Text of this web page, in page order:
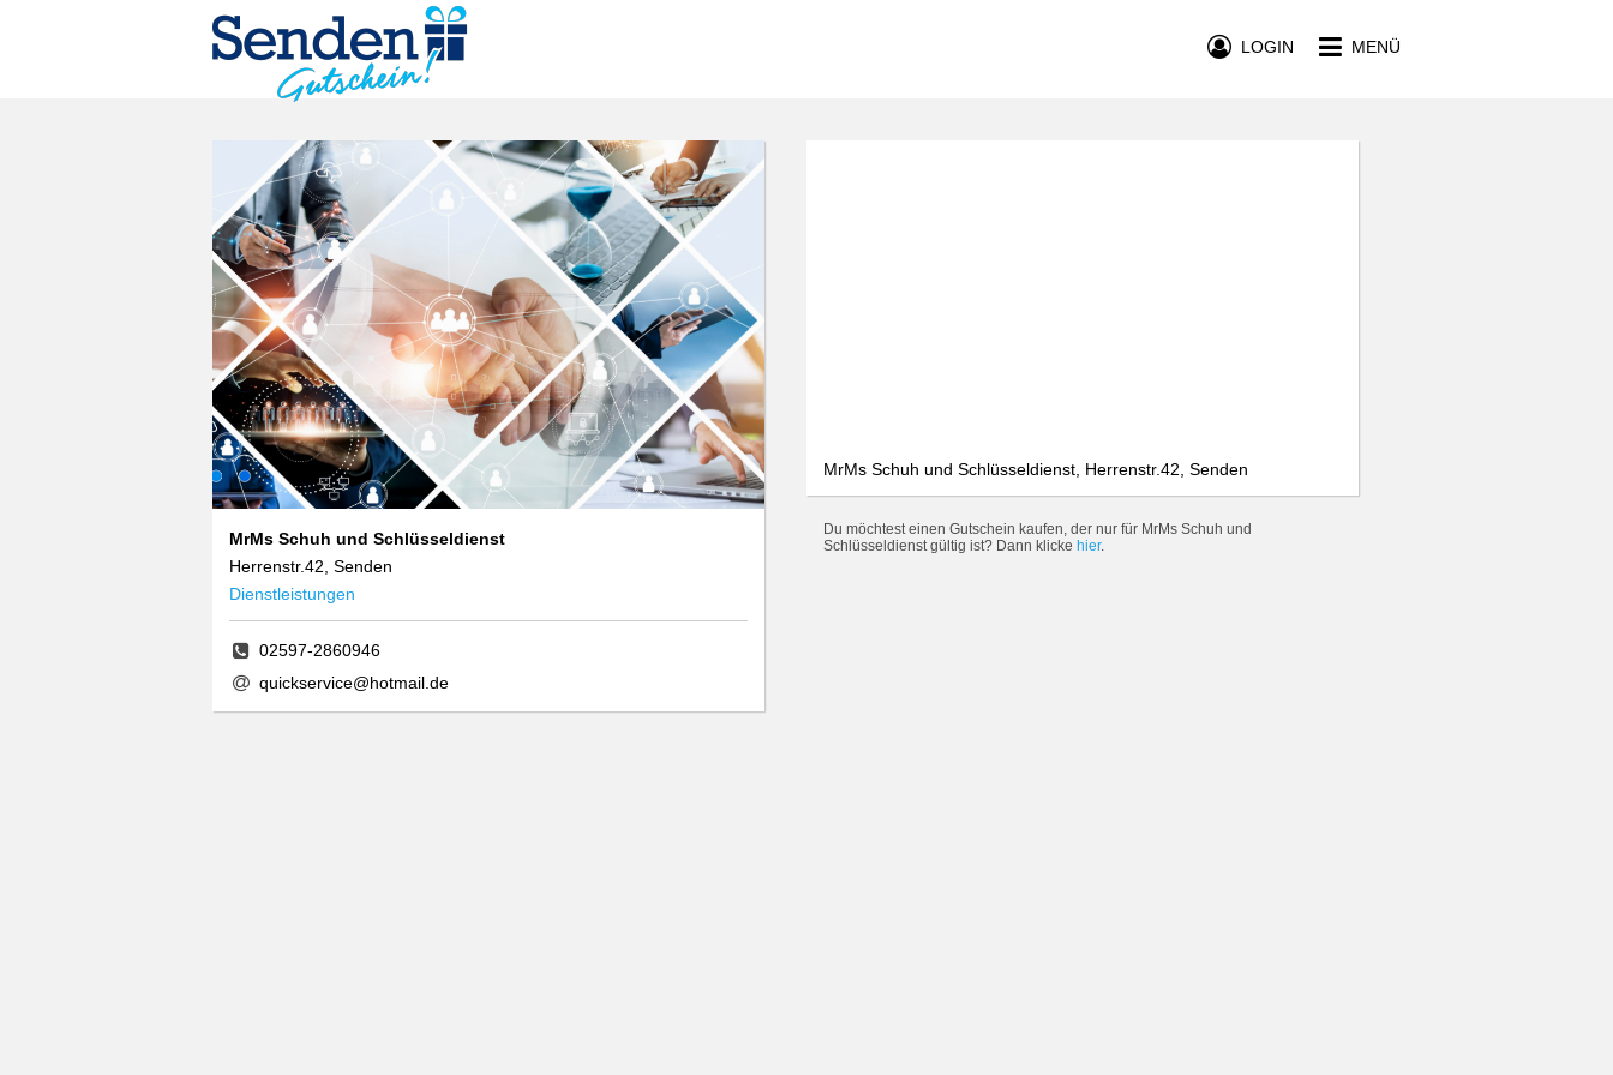
MENÜ
LOGIN
MrMs Schuh und Schlüsseldienst
Herrenstr.42, Senden
Dienstleistungen
02597-2860946
quickservice@hotmail.de
MrMs Schuh und Schlüsseldienst, Herrenstr.42, Senden
Du möchtest einen Gutschein kaufen, der nur für MrMs Schuh und
Schlüsseldienst gültig ist? Dann klicke hier.